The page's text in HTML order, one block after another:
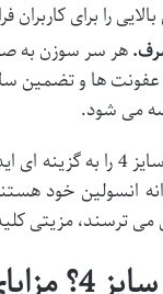
را برای کاربران
هر سر سوزن به
عفونت ها و تضمین
این مشخصات فنی، سر
انسولین خود
می ترسند،